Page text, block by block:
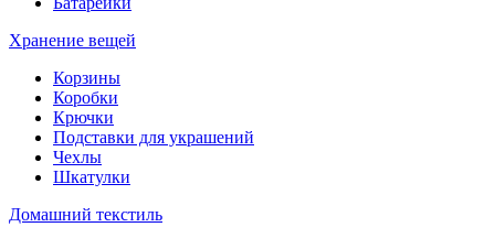
Хранение вещей
Корзины
Коробки
Крючки
Подставки для украшений
Чехлы
Шкатулки
Домашний текстиль